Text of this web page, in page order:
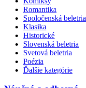
Romantika
Spoločenská beletria
Klasika
Historické
Slovenská beletria
Svetová beletria
Poézia
Ďalšie kategórie